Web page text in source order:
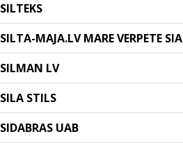
SILTEKS
SILTA-MAJA.LV MARE VERPETE SIA
SILMAN LV
SILA STILS
SIDABRAS UAB